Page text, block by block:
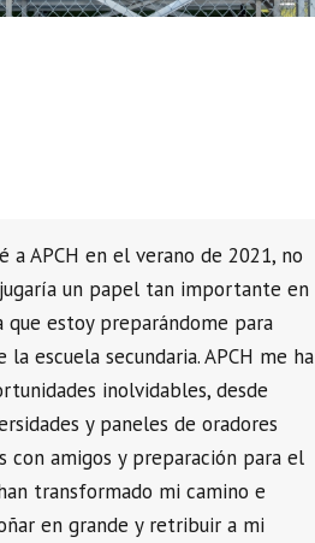
a APCH en el verano de 2021, no
un papel tan importante en
que estoy preparándome para
la escuela secundaria. APCH me ha
inolvidables, desde
y paneles de oradores
con amigos y preparación para el
transformado mi camino e
en grande y retribuir a mi